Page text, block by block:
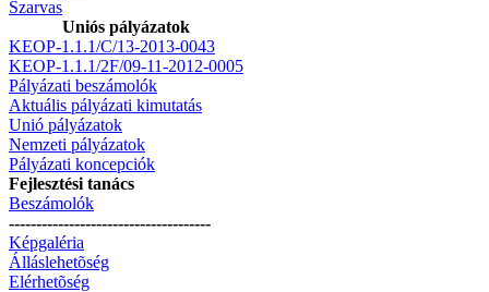
Szarvas
Uniós pályázatok
KEOP-1.1.1/C/13-2013-0043
KEOP-1.1.1/2F/09-11-2012-0005
Pályázati beszámolók
Aktuális pályázati kimutatás
Unió pályázatok
Nemzeti pályázatok
Pályázati koncepciók
Fejlesztési tanács
Beszámolók
-------------------------------------
Képgaléria
Álláslehetõség
Elérhetõség